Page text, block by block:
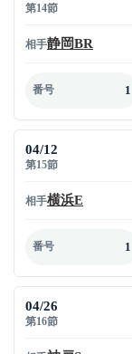
第14節
相手静岡BR
番号 1
04/12
第15節
相手横浜E
番号 1
04/26
第16節